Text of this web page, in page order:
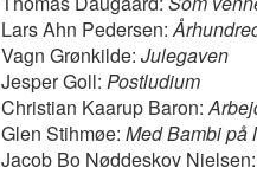
Lars Ahn Pedersen:
Vagn Grønkilde: Julegaven
Jesper Goll: Postludium
Christian Kaarup Baron:
Glen Stihmøe: Med Bambi på
Jacob Bo Nøddeskov Nielsen: